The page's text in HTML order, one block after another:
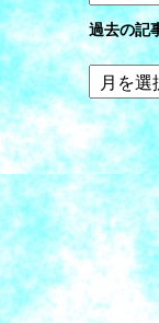
ゴ
リ
ー
は
コ
チ
ラ！！
過去の記
過
去
の
記
事
は
コ
チ
ラ！！